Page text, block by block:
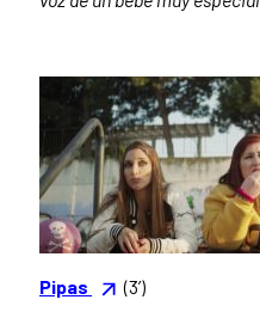
Pipas (3’)